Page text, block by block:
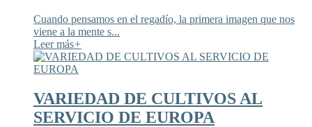
Cuando pensamos en el regadío, la primera imagen que nos
viene a la mente s...
Leer más+
VARIEDAD DE CULTIVOS AL
SERVICIO DE EUROPA